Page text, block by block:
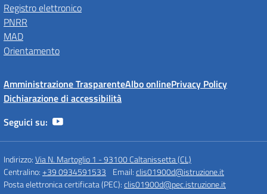
Registro elettronico
PNRR
MAD
Orientamento
Amministrazione TrasparenteAlbo onlinePrivacy Policy
Dichiarazione di accessibilità
Seguici su:
Indirizzo:Via N. Martoglio 1 - 93100 Caltanissetta (CL)
Centralino:+39 0934591533 Email:clis01900d@istruzione.it
Posta elettronica certificata (PEC):clis01900d@pec.istruzione.it